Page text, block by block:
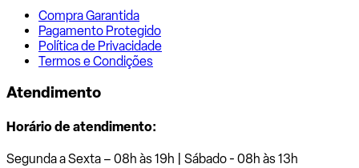
Compra Garantida
Pagamento Protegido
Política de Privacidade
Termos e Condições
Atendimento
Horário de atendimento:
Segunda a Sexta – 08h às 19h | Sábado - 08h às 13h